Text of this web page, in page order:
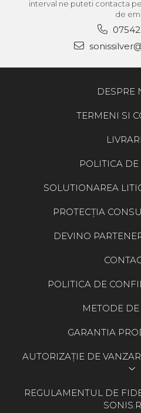
interval ne puteti contacta
de
DESPRE
TERMENI SI
POLITICA DE
SOLUTIONAREA
PROTECȚIA
DEVINO
POLITICA DE
METODE DE
GARANTIA
AUTORIZAȚIE DE
REGULAMENTUL DE